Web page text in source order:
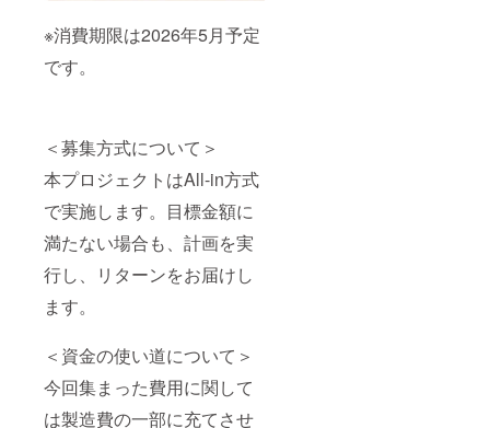
※消費期限は2026年5月予定
です。
＜募集方式について＞
本プロジェクトはAll-in方式
で実施します。目標金額に
満たない場合も、計画を実
行し、リターンをお届けし
ます。
＜資金の使い道について＞
今回集まった費用に関して
は製造費の一部に充てさせ